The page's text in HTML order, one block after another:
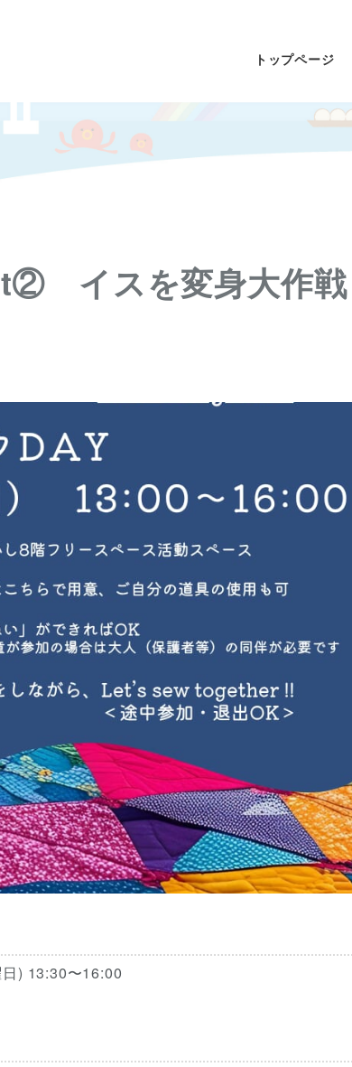
トップページ
イスを変身大作
) 13:30〜16:00